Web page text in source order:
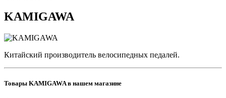
KAMIGAWA
Китайский производитель велосипедных педалей.
Товары KAMIGAWA в нашем магазине